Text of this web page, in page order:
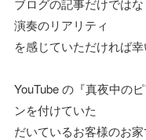
ブログの記事だけでは
演奏のリアリティ
を感じていただければ幸
YouTube の『真夜中の
ンを付けていた
だいているお客様のお